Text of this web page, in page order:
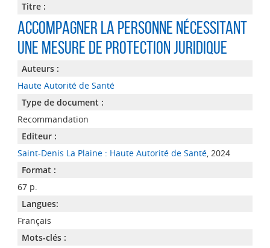
Titre :
Accompagner la personne nécessitant
une mesure de protection juridique
Auteurs :
Haute Autorité de Santé
Type de document :
Recommandation
Editeur :
Saint-Denis La Plaine : Haute Autorité de Santé, 2024
Format :
67 p.
Langues:
Français
Mots-clés :